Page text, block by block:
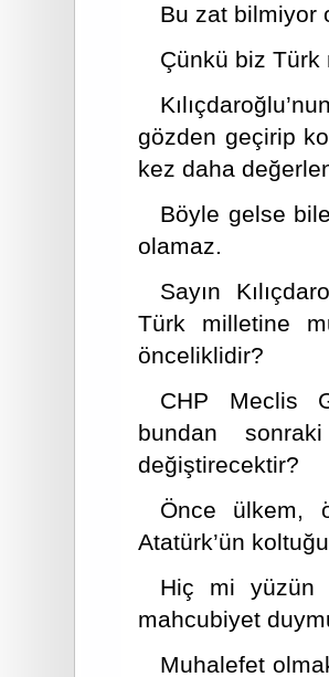
Bu zat bilmiyor
Çünkü biz Türk
gözden geçirip
kez daha
Böyle gelse
olamaz.
Sayın
Türk milletine
önceliklidir?
CHP Meclis
bundan
değiştirecektir?
Önce ülkem,
Atatürk’ün
Hiç mi yüzün
mahcubiyet
Muhalefet